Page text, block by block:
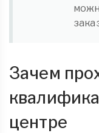
Зачем
центре